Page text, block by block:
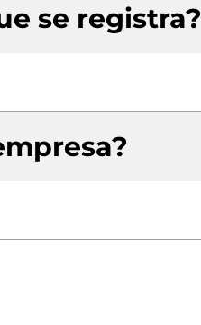
se registra?